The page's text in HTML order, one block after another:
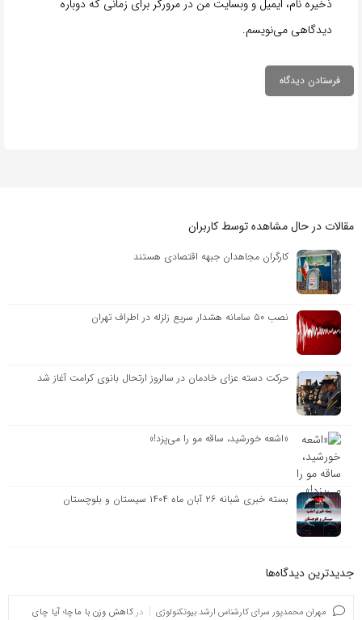
ذخیره نام، ایمیل و وبسایت من در مرورگر برای زمانی که دوباره
دیدگاهی می‌نویسم.
مقالات در حال مشاهده توسط کاربران
کارگران مجاهدان جبهه اقتصادی هستند
نصب ۵۰ سامانه هشدار سریع زلزله در اطراف تهران
حرکت دسته عزای خادمان در سالروز ارتحال بانوی کرامت آغاز شد
«اشعه خورشید، ساقه مو را می‌پزد!»
بسته خبری شبانه ۲۶ آبان ماه ۱۴۰۴ سیستان و بلوچستان
جدیدترین دیدگاه‌‌ها
مهران محمدپور سرای کارشناس ارشد بیوتکنولوژی در کاهش وزن با ماچا؛ آیا چای